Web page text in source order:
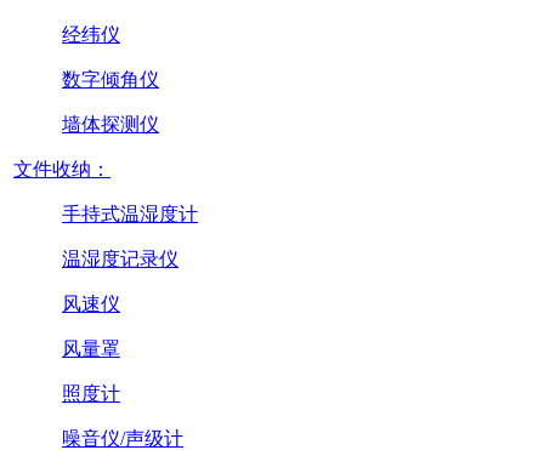
经纬仪
数字倾角仪
墙体探测仪
文件收纳：
手持式温湿度计
温湿度记录仪
风速仪
风量罩
照度计
噪音仪/声级计